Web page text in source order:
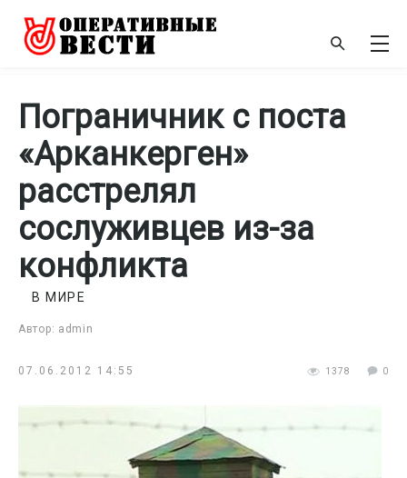
Пограничник с поста
«Арканкерген»
расстрелял
сослуживцев из-за
конфликта
Автор: admin
В МИРЕ
07.06.2012 14:55 1378 0